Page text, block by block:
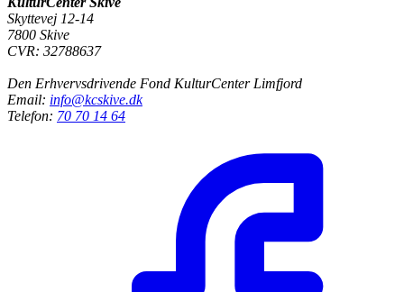
Skyttevej 12-14
7800 Skive
CVR: 32788637
Den Erhvervsdrivende Fond KulturCenter Limfjord
Email: info@kcskive.dk
Telefon: 70 70 14 64